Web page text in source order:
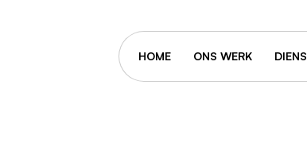
HOME ONS WERK